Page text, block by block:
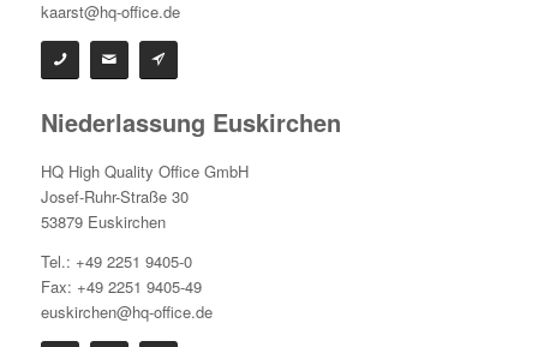
kaarst@hq-office.de
Niederlassung Euskirchen
HQ High Quality Office GmbH
Josef-Ruhr-Straße 30
53879 Euskirchen
Tel.: +49 2251 9405-0
Fax: +49 2251 9405-49
euskirchen@hq-office.de